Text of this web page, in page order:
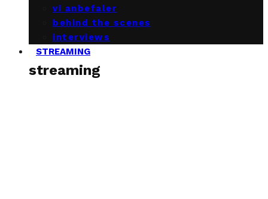
vi anbefaler
behind the scenes
interviews
STREAMING
streaming